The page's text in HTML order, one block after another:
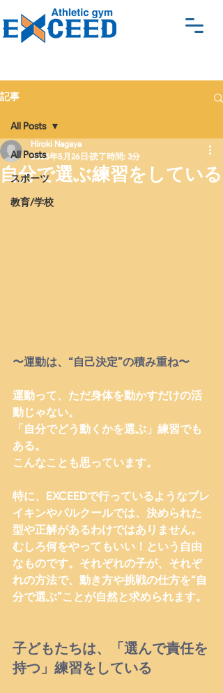
室 パルクール アクロバッ
ト ブレイキン ピラティ
ス 名古屋
記事
All Posts
スポーツ
教育/学校
All Posts
自分で選ぶ練習をしている
Hiroki Nagaya
2025年5月26日 読了時間: 3分
〜運動は、“自己決定”の積み重ね〜
運動って、ただ身体を動かすだけの活
動じゃない。
「自分でどう動くかを選ぶ」練習でも
ある。
こんなことも思っています。
特に、EXCEEDで行っているようなブレ
イキンやパルクールでは、決められた
型や正解があるわけではありません。
むしろ何をやってもいい！という自由
なものです。それぞれの子が、それぞ
れの方法で、動き方や挑戦の仕方を“自
分で選ぶ”ことが自然と求められます。
子どもたちは、「選んで責任を
持つ」練習をしている